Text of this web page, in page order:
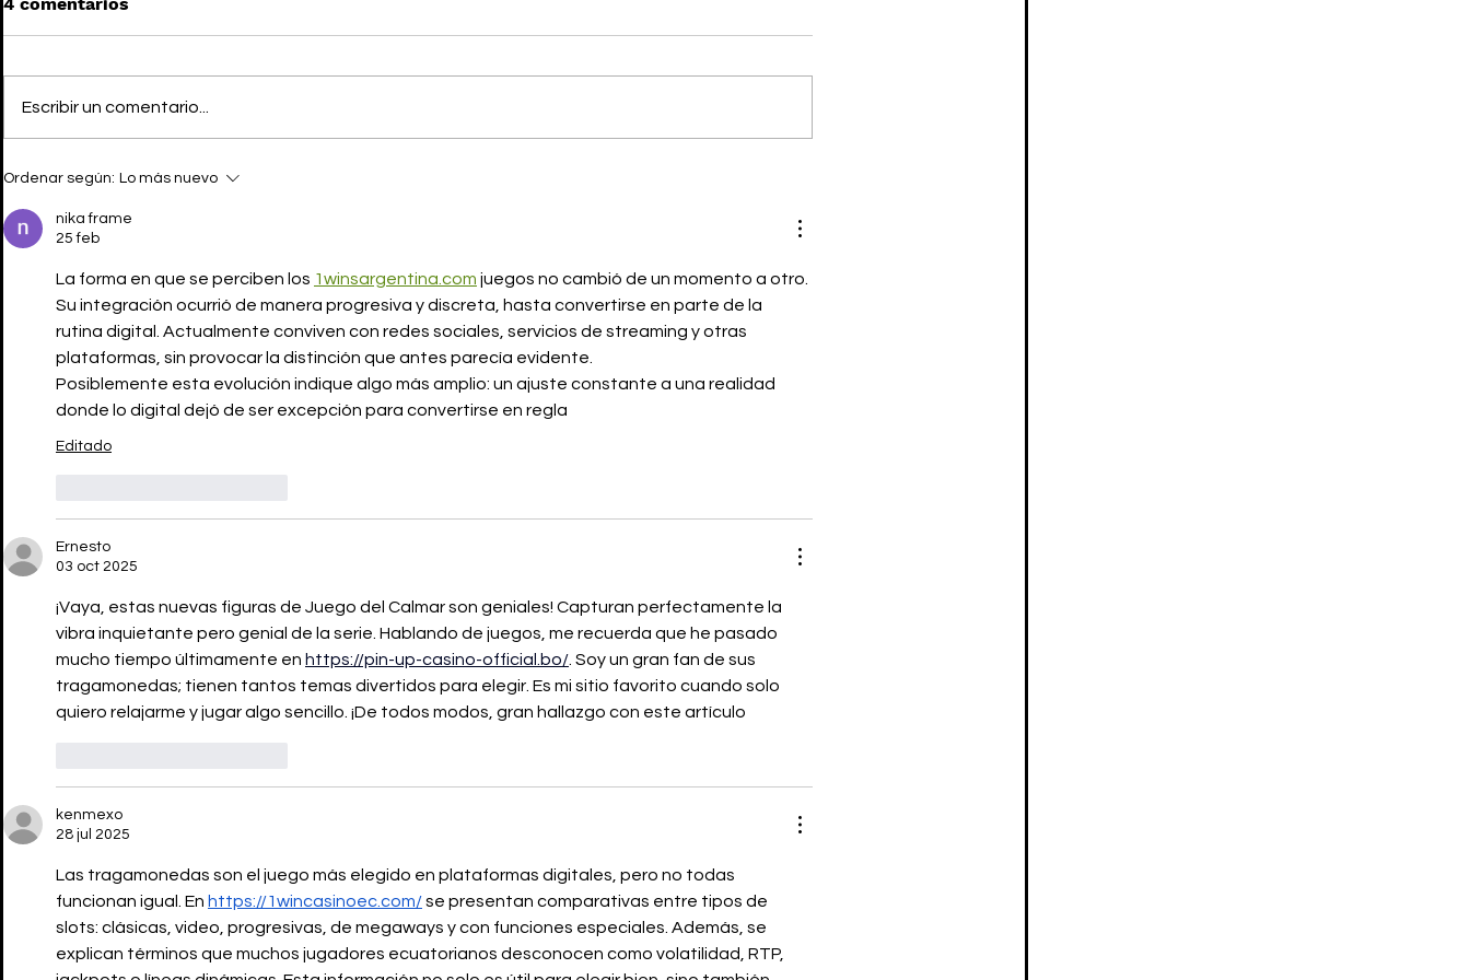
drop es una locura
controlada
Escribir un comentario...
Ordenar según: Lo más nuevo
nika frame
25 feb
La forma en que se perciben los 1winsargentina.com juegos no cambió de un momento a otro.
Su integración ocurrió de manera progresiva y discreta, hasta convertirse en parte de la
rutina digital. Actualmente conviven con redes sociales, servicios de streaming y otras
plataformas, sin provocar la distinción que antes parecía evidente.
Posiblemente esta evolución indique algo más amplio: un ajuste constante a una realidad
donde lo digital dejó de ser excepción para convertirse en regla
Editado
Ernesto
03 oct 2025
¡Vaya, estas nuevas figuras de Juego del Calmar son geniales! Capturan perfectamente la
vibra inquietante pero genial de la serie. Hablando de juegos, me recuerda que he pasado
mucho tiempo últimamente en https://pin-up-casino-official.bo/ . Soy un gran fan de sus
tragamonedas; tienen tantos temas divertidos para elegir. Es mi sitio favorito cuando solo
quiero relajarme y jugar algo sencillo. ¡De todos modos, gran hallazgo con este artículo
kenmexo
28 jul 2025
Las tragamonedas son el juego más elegido en plataformas digitales, pero no todas
funcionan igual. En https://1wincasinoec.com/ se presentan comparativas entre tipos de
slots: clásicas, video, progresivas, de megaways y con funciones especiales. Además, se
explican términos que muchos jugadores ecuatorianos desconocen como volatilidad, RTP,